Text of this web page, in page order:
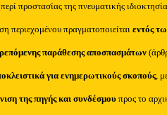
προστασίας της πνευματικής
περιεχομένου πραγματοποιείταιεντός
παράθεσης αποσπασμάτων
για ενημερωτικούς σκοπούς,
της πηγής και συνδέσμου προς το